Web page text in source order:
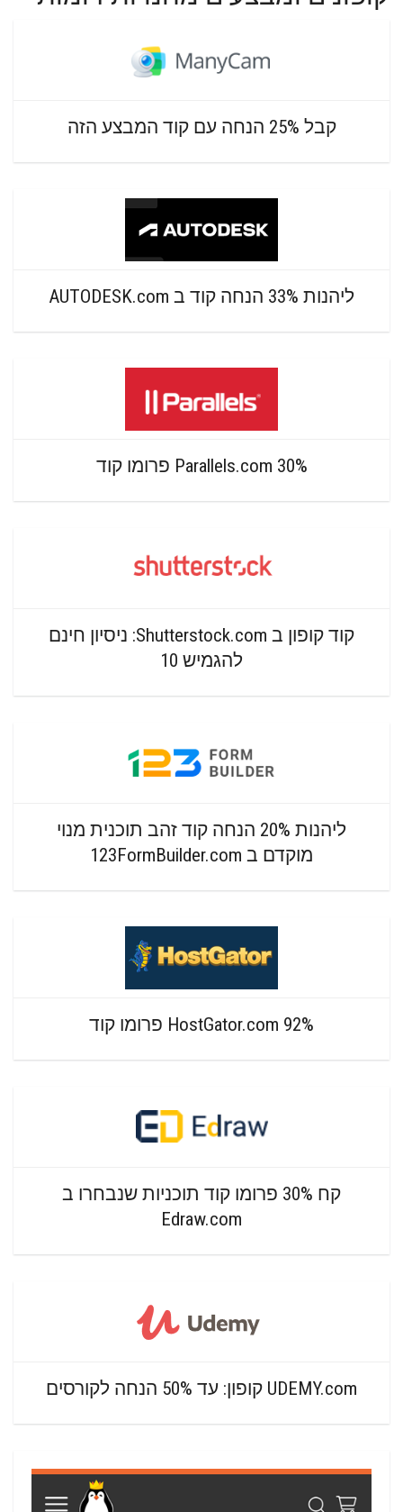
קבל 25% הנחה עם קוד המבצע הזה
ליהנות 33% הנחה קוד ב AUTODESK.com
Parallels.com 30% פרומו קוד
קוד קופון ב Shutterstock.com: ניסיון חינם
להגמיש 10
ליהנות 20% הנחה קוד זהב תוכנית מנוי
מוקדם ב 123FormBuilder.com
HostGator.com 92% פרומו קוד
קח 30% פרומו קוד תוכניות שנבחרו ב
Edraw.com
UDEMY.com קופון: עד 50% הנחה לקורסים